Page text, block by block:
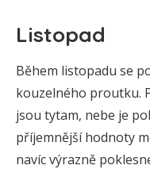
Listopad
Během listopadu se
kouzelného proutku.
jsou tytam, nebe je
příjemnější hodnoty
navíc výrazně